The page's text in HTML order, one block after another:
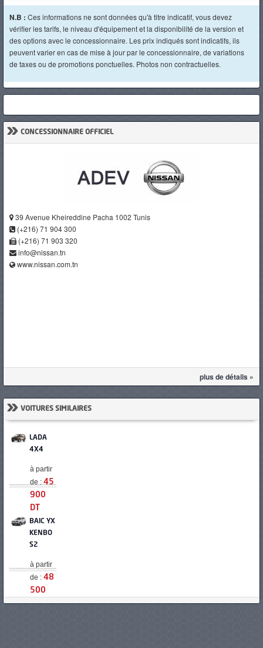
N.B : Ces informations ne sont données qu'à titre indicatif, vous devez
vérifier les tarifs, le niveau d'équipement et la disponibilité de la version et
des options avec le concessionnaire. Les prix indiqués sont indicatifs, ils
peuvent varier en cas de mise à jour par le concessionnaire, de variations
de taxes ou de promotions ponctuelles. Photos non contractuelles.
» CONCESSIONNAIRE OFFICIEL
39 Avenue Kheireddine Pacha 1002 Tunis
(+216) 71 904 300
(+216) 71 903 320
info@nissan.tn
www.nissan.com.tn
plus de détails »
» VOITURES SIMILAIRES
LADA
4X4
à partir
de : 45
900
DT
BAIC YX
KENBO
S2
à partir
de : 48
500
DT